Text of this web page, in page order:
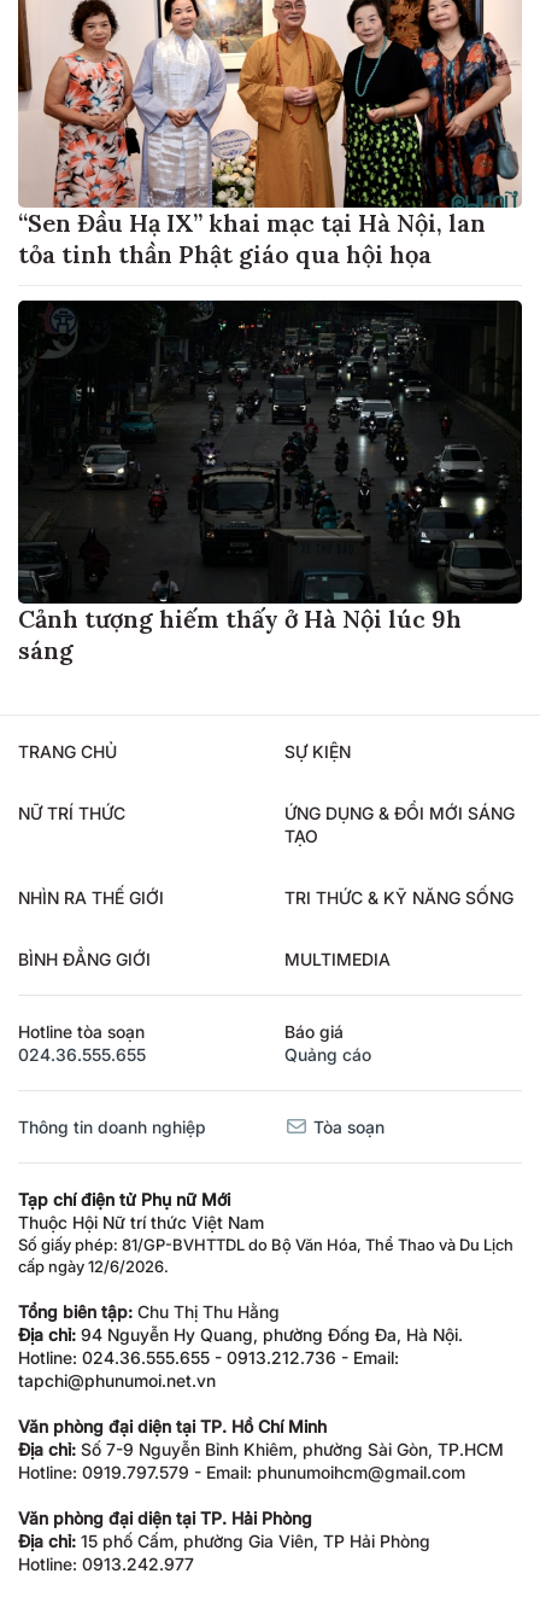
“Sen Đầu Hạ IX” khai mạc tại Hà Nội, lan
tỏa tinh thần Phật giáo qua hội họa
Cảnh tượng hiếm thấy ở Hà Nội lúc 9h
sáng
TRANG CHỦ SỰ KIỆN
NỮ TRÍ THỨC
ỨNG DỤNG & ĐỔI MỚI SÁNG
TẠO
NHÌN RA THẾ GIỚI TRI THỨC & KỸ NĂNG SỐNG
BÌNH ĐẲNG GIỚI MULTIMEDIA
Hotline tòa soạn
024.36.555.655
Báo giá
Quảng cáo
Thông tin doanh nghiệp Tòa soạn
Tạp chí điện tử Phụ nữ Mới
Thuộc Hội Nữ trí thức Việt Nam
Số giấy phép: 81/GP-BVHTTDL do Bộ Văn Hóa, Thể Thao và Du Lịch
cấp ngày 12/6/2026.
Tổng biên tập: Chu Thị Thu Hằng
Địa chỉ: 94 Nguyễn Hy Quang, phường Đống Đa, Hà Nội.
Hotline: 024.36.555.655 - 0913.212.736 - Email:
tapchi@phunumoi.net.vn
Văn phòng đại diện tại TP. Hồ Chí Minh
Địa chỉ: Số 7-9 Nguyễn Bỉnh Khiêm, phường Sài Gòn, TP.HCM
Hotline: 0919.797.579 - Email: phunumoihcm@gmail.com
Văn phòng đại diện tại TP. Hải Phòng
Địa chỉ: 15 phố Cấm, phường Gia Viên, TP Hải Phòng
Hotline: 0913.242.977